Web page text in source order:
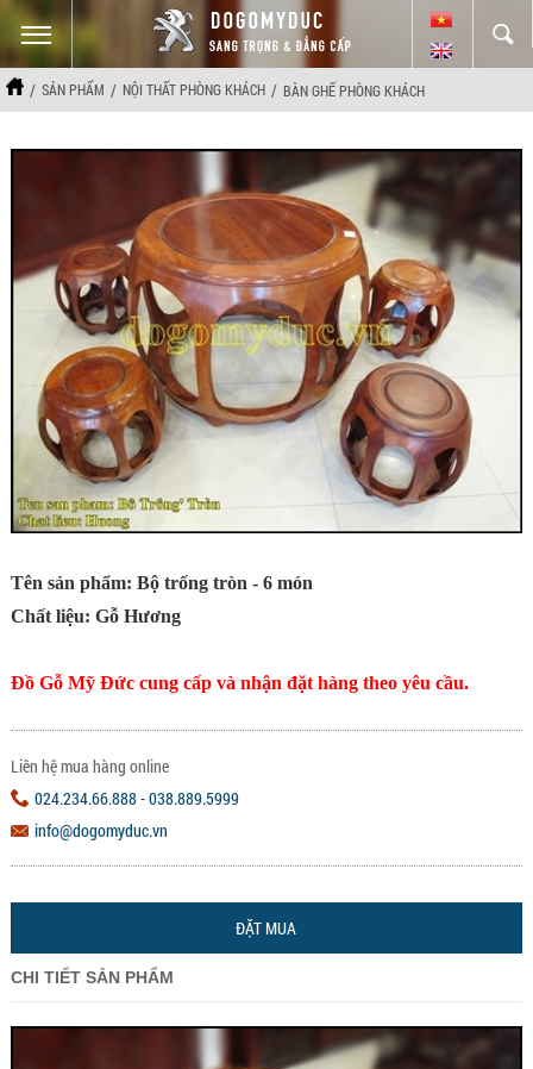
/ SẢN PHẨM / NỘI THẤT PHÒNG KHÁCH / BÀN GHẾ PHÒNG KHÁCH
Tên sản phẩm: Bộ trống tròn - 6 món
Chất liệu: Gỗ Hương
Đồ Gỗ Mỹ Đức cung cấp và nhận đặt hàng theo yêu cầu.
Liên hệ mua hàng online
024.234.66.888 - 038.889.5999
info@dogomyduc.vn
ĐẶT MUA
CHI TIẾT SẢN PHẨM